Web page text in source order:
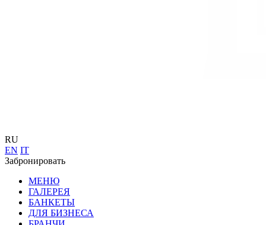
RU
EN IT
Забронировать
МЕНЮ
ГАЛЕРЕЯ
БАНКЕТЫ
ДЛЯ БИЗНЕСА